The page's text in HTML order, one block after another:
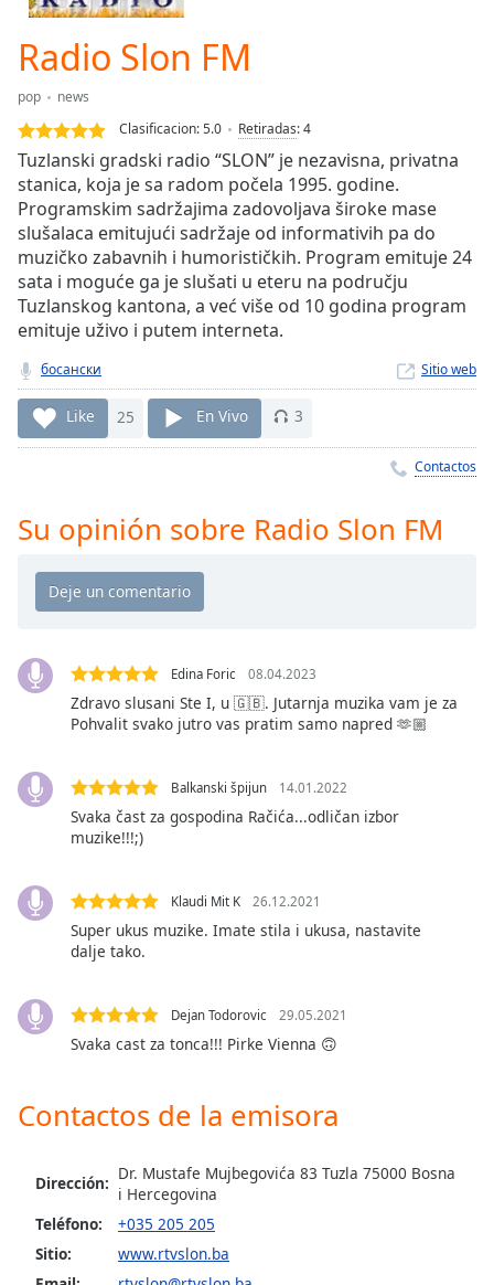
Current
0:00
Loaded
0.00%
Stream
TypeLIVE
Seek to
live,
currently
behind
liveLIVE
Remaining
Time-
1x
Playback
Rate
Chapters
descriptions
selected
opens
subtitles
settings
subtitles
off
selected
Track
Picture-
This
modal
window.
Radio Slon FM
pop
news
Clasificacion:5.0 Retiradas:4
Tuzlanski gradski radio “SLON” je nezavisna, privatna
stanica, koja je sa radom počela 1995. godine.
Programskim sadržajima zadovoljava široke mase
slušalaca emitujući sadržaje od informativih pa do
muzičko zabavnih i humorističkih. Program emituje 24
sata i moguće ga je slušati u eteru na području
Tuzlanskog kantona, a već više od 10 godina program
emituje uživo i putem interneta.
босански Sitio web
Like 25 En Vivo 3
Contactos
Su opinión sobre Radio Slon FM
Edina Foric 08.04.2023
Zdravo slusani Ste I, u 🇬🇧. Jutarnja muzika vam je za
Pohvalit svako jutro vas pratim samo napred 🫶🏼
Balkanski špijun 14.01.2022
Svaka čast za gospodina Račića...odličan izbor
muzike!!!;)
Klaudi Mit K 26.12.2021
Super ukus muzike. Imate stila i ukusa, nastavite
dalje tako.
Dejan Todorovic 29.05.2021
Svaka cast za tonca!!! Pirke Vienna 🙃
Contactos de la emisora
Dirección: Dr. Mustafe Mujbegovića 83 Tuzla 75000 Bosna
i Hercegovina
Teléfono:
+035 205 205
Sitio:
www.rtvslon.ba